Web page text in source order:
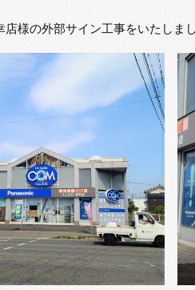
店様の外部サイン工事をいたしまし